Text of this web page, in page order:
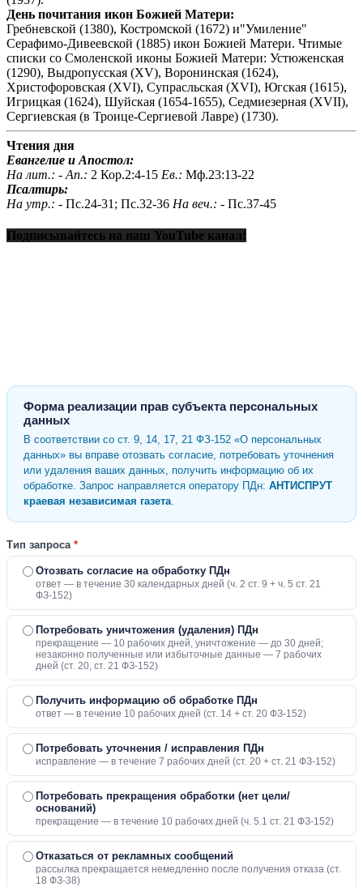
День почитания икон Божией Матери:
Гребневской (1380), Костромской (1672) и"Умиление"
Серафимо-Дивеевской (1885) икон Божией Матери. Чтимые
списки со Смоленской иконы Божией Матери: Устюженская
(1290), Выдропусская (XV), Воронинская (1624),
Христофоровская (XVI), Супрасльская (XVI), Югская (1615),
Игрицкая (1624), Шуйская (1654-1655), Седмиезерная (XVII),
Сергиевская (в Троице-Сергиевой Лавре) (1730).
Чтения дня
Евангелие и Апостол:
На лит.: - Ап.: 2 Кор.2:4-15 Ев.: Мф.23:13-22
Псалтирь:
На утр.: - Пс.24-31; Пс.32-36 На веч.: - Пс.37-45
Подписывайтесь на наш YouTube канал!
Форма реализации прав субъекта персональных
данных
В соответствии со ст. 9, 14, 17, 21 ФЗ-152 «О персональных
данных» вы вправе отозвать согласие, потребовать уточнения
или удаления ваших данных, получить информацию об их
обработке. Запрос направляется оператору ПДн: АНТИСПРУТ
краевая независимая газета
Тип запроса *
Отозвать согласие на обработку ПДн
ответ — в течение 30 календарных дней (ч. 2 ст. 9 + ч. 5 ст. 21
ФЗ-152)
Потребовать уничтожения (удаления) ПДн
прекращение — 10 рабочих дней, уничтожение — до 30 дней;
незаконно полученные или избыточные данные — 7 рабочих
дней (ст. 20, ст. 21 ФЗ-152)
Получить информацию об обработке ПДн
ответ — в течение 10 рабочих дней (ст. 14 + ст. 20 ФЗ-152)
Потребовать уточнения / исправления ПДн
исправление — в течение 7 рабочих дней (ст. 20 + ст. 21 ФЗ-152)
Потребовать прекращения обработки (нет цели/
оснований)
прекращение — в течение 10 рабочих дней (ч. 5.1 ст. 21 ФЗ-152)
Отказаться от рекламных сообщений
рассылка прекращается немедленно после получения отказа (ст.
18 ФЗ-38)